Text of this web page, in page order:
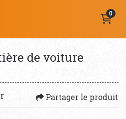
0
de voiture
Partager le produit